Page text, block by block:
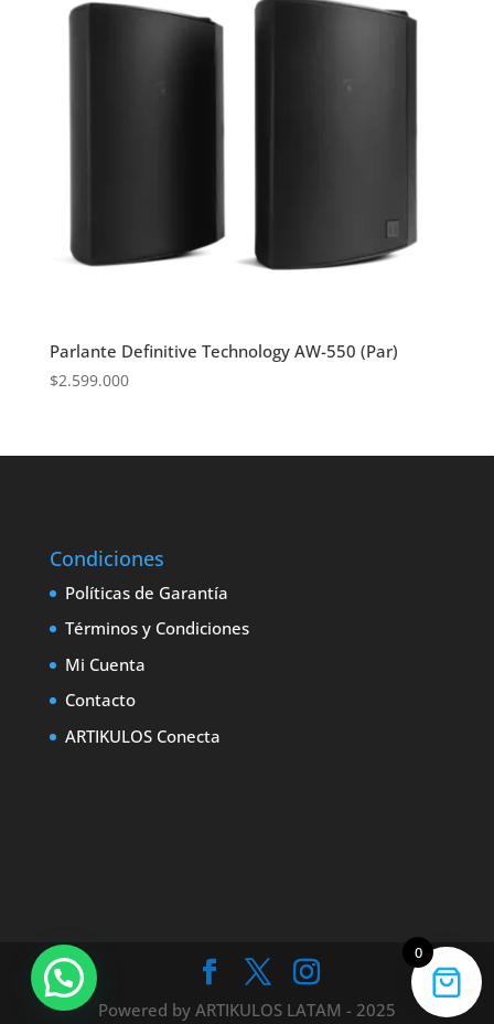
Parlante Definitive Technology AW-550 (Par)
$2.599.000
Condiciones
Políticas de Garantía
Términos y Condiciones
Mi Cuenta
Contacto
ARTIKULOS Conecta
Powered by ARTIKULOS LATAM - 2025
0
1